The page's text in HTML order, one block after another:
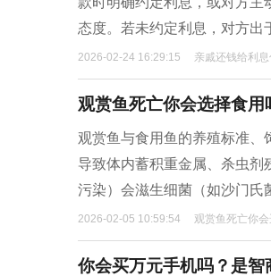
态度。若未约定利息，对方出
2026-02-24 16:29:15 亲戚还钱给利
观赏鱼死亡你会选择食用
观赏鱼与食用鱼的养殖标准、
导致体内蓄积重金属、杀虫
污染）会滋生细菌（如沙门氏
2026-02-05 10:59:54 观赏鱼死亡你
你会买万元手机吗？是智